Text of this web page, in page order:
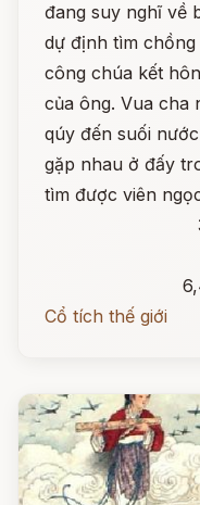
đang suy nghĩ về
dự định tìm
công chúa kết
của ông. Vua cha
qúy đến suối
gặp nhau ở đấy
tìm được viên
Cổ tích thế giới